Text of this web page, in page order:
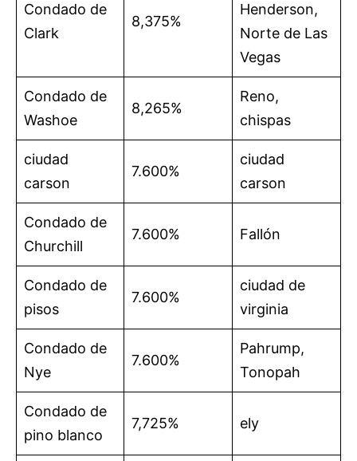
Condado de
Clark
8,375%
Henderson,
Norte de Las
Vegas
Condado de
Washoe
8,265%
Reno,
chispas
ciudad
carson
7.600%
ciudad
carson
Condado de
Churchill
7.600% Fallón
Condado de
pisos
7.600%
ciudad de
virginia
Condado de
Nye
7.600%
Pahrump,
Tonopah
Condado de
pino blanco
7,725% ely